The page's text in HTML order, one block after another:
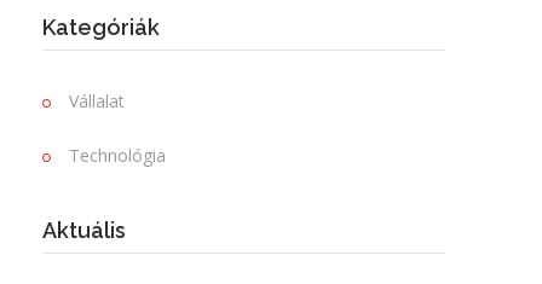
Kategóriák
Vállalat
Technológia
Aktuális